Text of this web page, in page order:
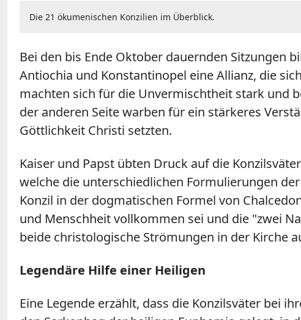
Die 21 ökumenischen Konzilien im Überblick.
Bei den bis Ende Oktober dauernden Sitzungen
Antiochia und Konstantinopel eine Allianz, die
machten sich für die Unvermischtheit stark und
der anderen Seite warben für ein stärkeres
Göttlichkeit Christi setzten.
Kaiser und Papst übten Druck auf die
welche die unterschiedlichen Formulierungen
Konzil in der dogmatischen Formel von
und Menschheit vollkommen sei und die "zwei
beide christologische Strömungen in der Kirche
Legendäre Hilfe einer Heiligen
Eine Legende erzählt, dass die Konzilsväter bei